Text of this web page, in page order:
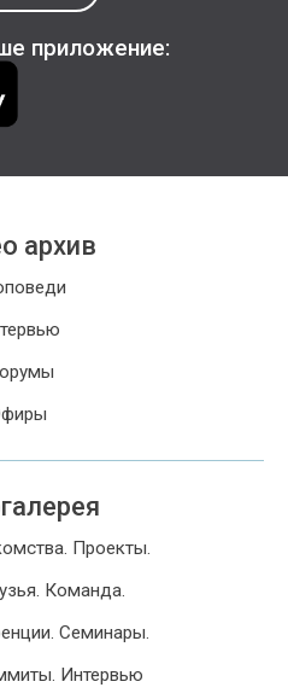
приложение:
архив
Проекты.
Команда.
Семинары.
Интервью